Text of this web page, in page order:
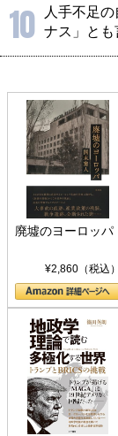
10
人手不足
ナス」とも
廃墟のヨーロッパ
¥2,860（税込）